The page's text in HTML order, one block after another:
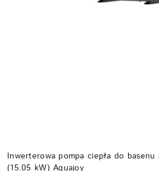
Inwerterowa pompa ciepła do
(15.05 kW) Aquajoy